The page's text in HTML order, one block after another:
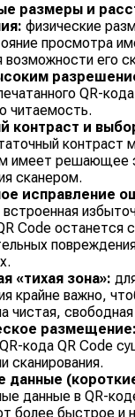
размеры и
физические
просмотра
возможности его
QR-
читаемость.
контраст и
контраст
имеет решающее
сканером.
исправление
встроенная
Code останется
«тихая зона»:
крайне важно,
чистая,
размещение:
кода QR Code
сканирования.
данные
данные в QR-
более быстрое и